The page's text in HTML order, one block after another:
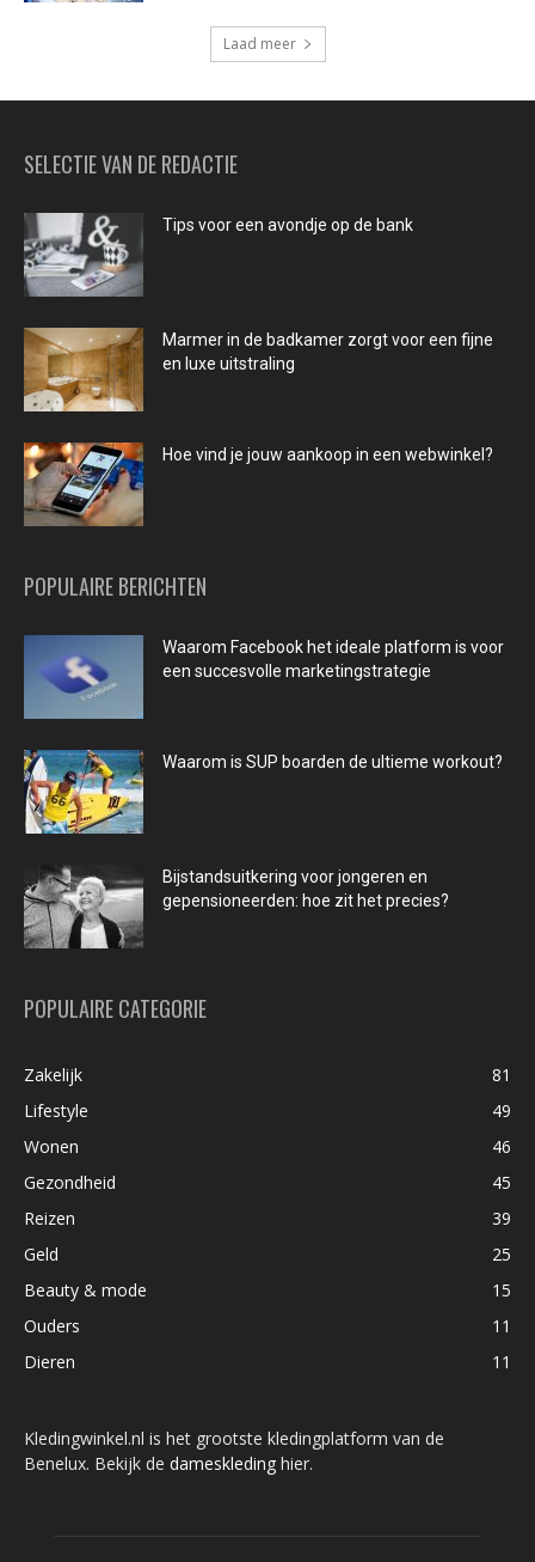
Laad meer
SELECTIE VAN DE REDACTIE
Tips voor een avondje op de bank
Marmer in de badkamer zorgt voor een fijne
en luxe uitstraling
Hoe vind je jouw aankoop in een webwinkel?
POPULAIRE BERICHTEN
Waarom Facebook het ideale platform is voor
een succesvolle marketingstrategie
Waarom is SUP boarden de ultieme workout?
Bijstandsuitkering voor jongeren en
gepensioneerden: hoe zit het precies?
POPULAIRE CATEGORIE
Zakelijk
81
Lifestyle
49
Wonen
46
Gezondheid
45
Reizen
39
Geld
25
Beauty & mode
15
Ouders
11
Dieren
11
Kledingwinkel.nl is het grootste kledingplatform van de
Benelux. Bekijk de dameskleding hier.